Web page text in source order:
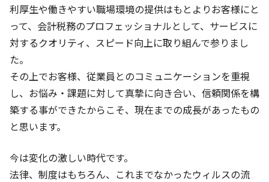
利厚生や働きやすい職場環境の提供はもとよりお客様にと
って、会計税務のプロフェッショナルとして、サービスに
対するクオリティ、スピード向上に取り組んで参りまし
た。
その上でお客様、従業員とのコミュニケーションを重視
し、お悩み・課題に対して真摯に向き合い、信頼関係を構
築する事ができたからこそ、現在までの成長があったもの
と思います。
今は変化の激しい時代です。
法律、制度はもちろん、これまでなかったウィルスの流